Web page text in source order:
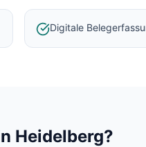
Digitale
Heidelberg?